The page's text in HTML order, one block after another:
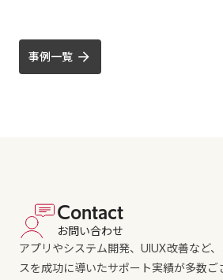
事例一覧
Contact
お問い合わせ
アプリやシステム開発、UIUX改善など
スを成功に導いたサポート実績が多数ご